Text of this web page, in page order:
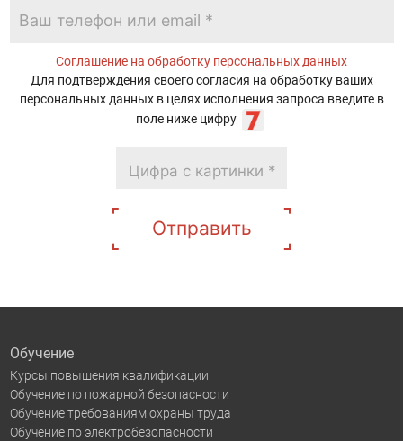
Соглашение на обработку персональных данных
Для подтверждения своего согласия на обработку ваших
персональных данных в целях исполнения запроса введите в
поле ниже цифру
Отправить
Обучение
Курсы повышения квалификации
Обучение по пожарной безопасности
Обучение требованиям охраны труда
Обучение по электробезопасности